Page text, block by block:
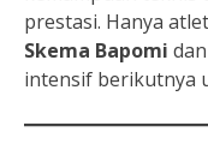
prestasi. Hanya
Skema Bapomi
intensif berikutnya